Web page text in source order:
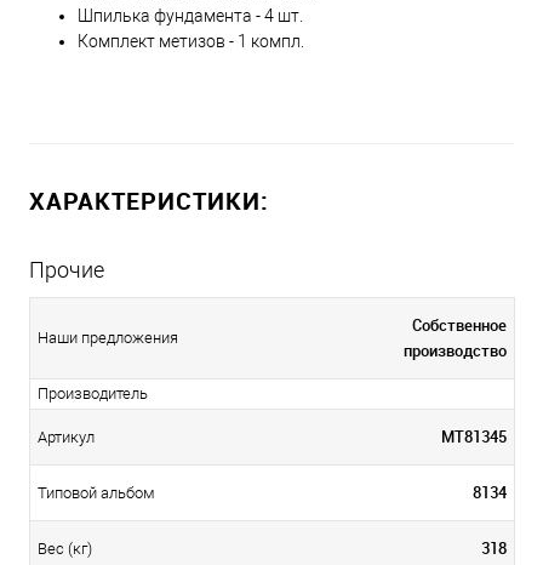
Шпилька фундамента - 4 шт.
Комплект метизов - 1 компл.
ХАРАКТЕРИСТИКИ:
Прочие
Наши предложения
Собственное
производство
Производитель
Артикул МТ81345
Типовой альбом 8134
Вес (кг) 318